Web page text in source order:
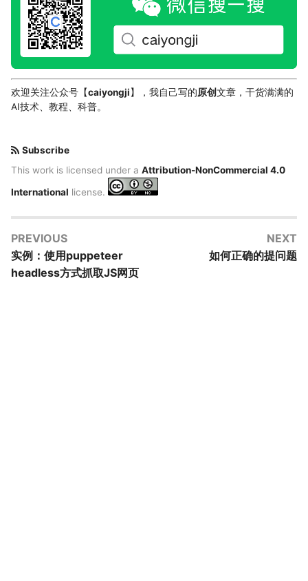
欢迎关注公众号【caiyongji】，我自己写的原创文章，干货满满的
AI技术、教程、科普。
Subscribe
This work is licensed under a Attribution-NonCommercial 4.0
International license.
PREVIOUS
实例：使用puppeteer
headless方式抓取JS网页
NEXT
如何正确的提问题